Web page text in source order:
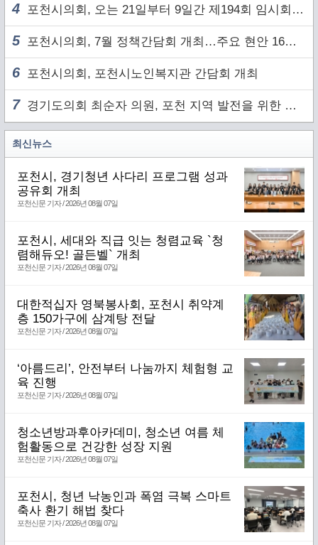
4 포천시의회, 오는 21일부터 9일간 제194회 임시회 개회
5 포천시의회, 7월 정책간담회 개최…주요 현안 16건 점검
6 포천시의회, 포천시노인복지관 간담회 개최
7경기도의회 최순자 의원, 포천 지역 발전을 위한 정담회 개최
최신뉴스
포천시, 경기청년 사다리 프로그램 성과
공유회 개최
포천신문 기자 / 2026년 08월 07일
포천시, 세대와 직급 잇는 청렴교육 `청
렴해듀오! 골든벨` 개최
포천신문 기자 / 2026년 08월 07일
대한적십자 영북봉사회, 포천시 취약계
층 150가구에 삼계탕 전달
포천신문 기자 / 2026년 08월 07일
‘아름드리’, 안전부터 나눔까지 체험형 교
육 진행
포천신문 기자 / 2026년 08월 07일
청소년방과후아카데미, 청소년 여름 체
험활동으로 건강한 성장 지원
포천신문 기자 / 2026년 08월 07일
포천시, 청년 낙농인과 폭염 극복 스마트
축사 환기 해법 찾다
포천신문 기자 / 2026년 08월 07일